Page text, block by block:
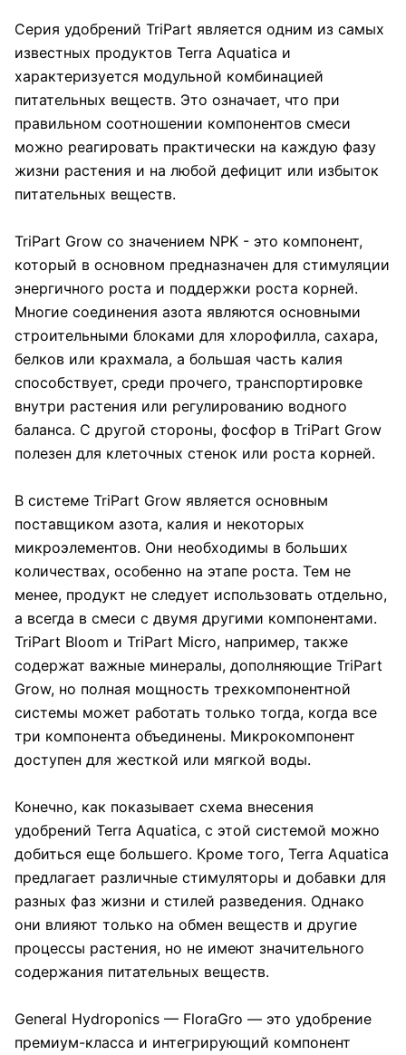
Серия удобрений TriPart является одним из самых
известных продуктов Terra Aquatica и
характеризуется модульной комбинацией
питательных веществ. Это означает, что при
правильном соотношении компонентов смеси
можно реагировать практически на каждую фазу
жизни растения и на любой дефицит или избыток
питательных веществ.
TriPart Grow со значением NPK - это компонент,
который в основном предназначен для стимуляции
энергичного роста и поддержки роста корней.
Многие соединения азота являются основными
строительными блоками для хлорофилла, сахара,
белков или крахмала, а большая часть калия
способствует, среди прочего, транспортировке
внутри растения или регулированию водного
баланса. С другой стороны, фосфор в TriPart Grow
полезен для клеточных стенок или роста корней.
В системе TriPart Grow является основным
поставщиком азота, калия и некоторых
микроэлементов. Они необходимы в больших
количествах, особенно на этапе роста. Тем не
менее, продукт не следует использовать отдельно,
а всегда в смеси с двумя другими компонентами.
TriPart Bloom и TriPart Micro, например, также
содержат важные минералы, дополняющие TriPart
Grow, но полная мощность трехкомпонентной
системы может работать только тогда, когда все
три компонента объединены. Микрокомпонент
доступен для жесткой или мягкой воды.
Конечно, как показывает схема внесения
удобрений Terra Aquatica, с этой системой можно
добиться еще большего. Кроме того, Terra Aquatica
предлагает различные стимуляторы и добавки для
разных фаз жизни и стилей разведения. Однако
они влияют только на обмен веществ и другие
процессы растения, но не имеют значительного
содержания питательных веществ.
General Hydroponics — FloraGro — это удобрение
премиум-класса и интегрирующий компонент